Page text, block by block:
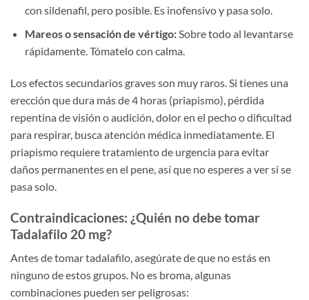
con sildenafil, pero posible. Es inofensivo y pasa solo.
Mareos o sensación de vértigo:Sobre todo al levantarse
rápidamente. Tómatelo con calma.
Los efectos secundarios graves son muy raros. Si tienes una
erección que dura más de 4 horas (priapismo), pérdida
repentina de visión o audición, dolor en el pecho o dificultad
para respirar, busca atención médica inmediatamente. El
priapismo requiere tratamiento de urgencia para evitar
daños permanentes en el pene, así que no esperes a ver si se
pasa solo.
Contraindicaciones: ¿Quién no debe tomar
Tadalafilo 20 mg?
Antes de tomar tadalafilo, asegúrate de que no estás en
ninguno de estos grupos. No es broma, algunas
combinaciones pueden ser peligrosas: